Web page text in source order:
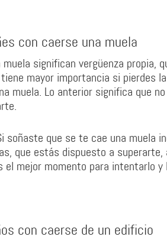
con caerse una muela
significan vergüenza propia,
mayor importancia si pierdes
muela. Lo anterior significa que
soñaste que se te cae una muela
que estás dispuesto a
el mejor momento para intentarlo
con caerse de un edificio